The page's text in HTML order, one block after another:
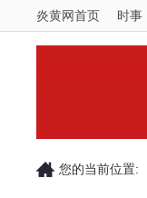
炎黄网首页 时事
您的当前位置: